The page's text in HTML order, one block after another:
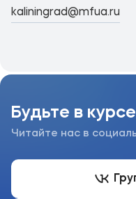
kaliningrad@mfua.ru
Будьте в
Читайте нас в